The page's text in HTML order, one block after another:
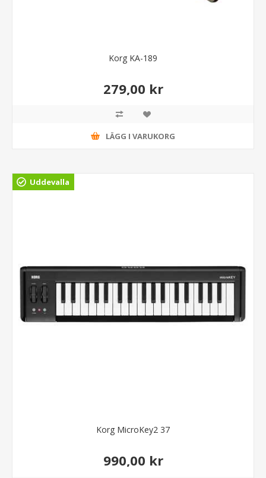
Korg KA-189
279,00 kr
LÄGG I VARUKORG
Uddevalla
Korg MicroKey2 37
990,00 kr